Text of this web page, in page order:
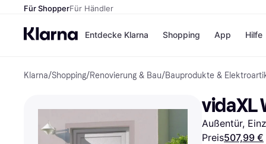
Für ShopperFür Händler
Entdecke Klarna
Zahlungsmethoden
Sofort bezahlen
Bezahle in 3
Bezahle in bis zu 30
Ratenzahlung
Shopping
Shops
eBay
Temu
SHEIN
App Hilfe
Klarna/Shopping/Renovierung & Bau/Bauprodukte &
vidaXL
Außentür,
Preis507,99 €